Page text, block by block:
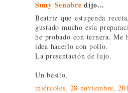
Suny Senabre dijo...
Beatriz que estupenda
gustado mucho esta
he probado con ternera. Me
idea hacerlo con pollo.
La presentación de lujo.
Un besito,
miércoles, 28 noviembre,